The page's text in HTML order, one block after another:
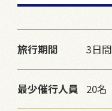
旅行期間 3日間
最少催行人員 20名